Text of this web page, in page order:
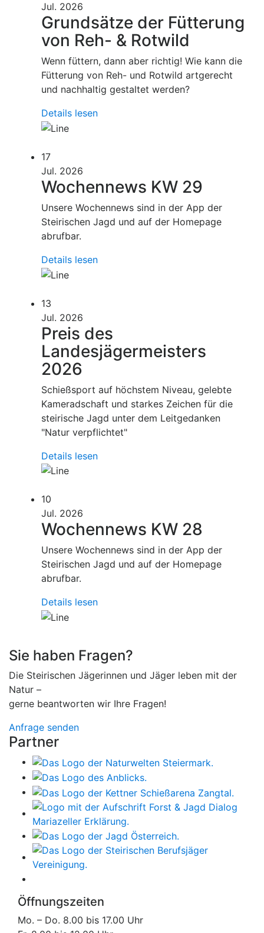
Jul. 2026
Grundsätze der Fütterung
von Reh- & Rotwild
Wenn füttern, dann aber richtig! Wie kann die
Fütterung von Reh- und Rotwild artgerecht
und nachhaltig gestaltet werden?
Details lesen
17
Jul. 2026
Wochennews KW 29
Unsere Wochennews sind in der App der
Steirischen Jagd und auf der Homepage
abrufbar.
Details lesen
13
Jul. 2026
Preis des
Landesjägermeisters
2026
Schießsport auf höchstem Niveau, gelebte
Kameradschaft und starkes Zeichen für die
steirische Jagd unter dem Leitgedanken
"Natur verpflichtet"
Details lesen
10
Jul. 2026
Wochennews KW 28
Unsere Wochennews sind in der App der
Steirischen Jagd und auf der Homepage
abrufbar.
Details lesen
Sie haben Fragen?
Die Steirischen Jägerinnen und Jäger leben mit der
Natur –
gerne beantworten wir Ihre Fragen!
Anfrage senden
Partner
Öffnungszeiten
Mo. – Do. 8.00 bis 17.00 Uhr